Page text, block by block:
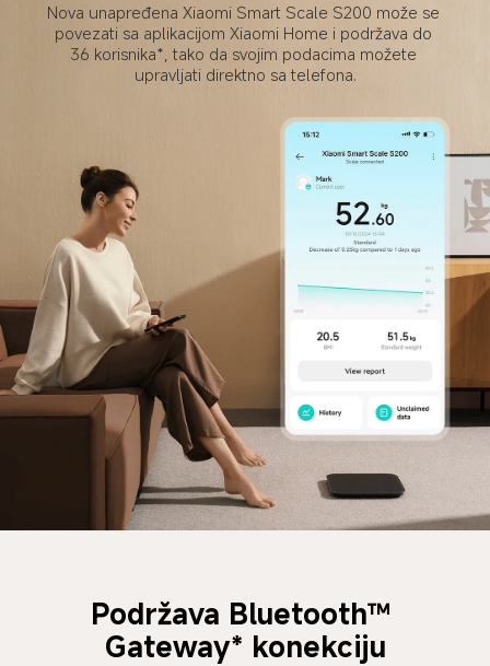
Nova unapređena Xiaomi Smart Scale S200 može se
povezati sa aplikacijom Xiaomi Home i podržava do
36 korisnika*, tako da svojim podacima možete
upravljati direktno sa telefona.
Podržava Bluetooth™
Gateway* konekciju